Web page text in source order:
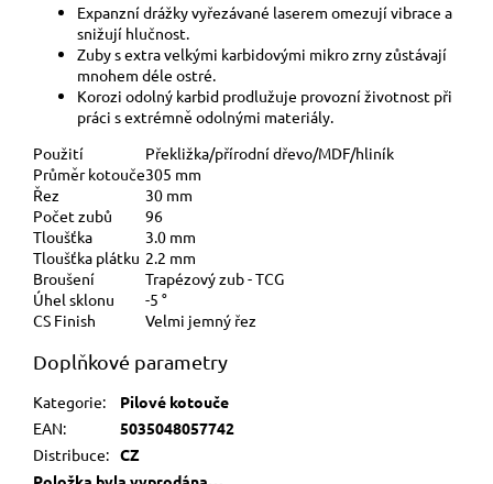
Expanzní drážky vyřezávané laserem omezují vibrace a
snižují hlučnost.
Zuby s extra velkými karbidovými mikro zrny zůstávají
mnohem déle ostré.
Korozi odolný karbid prodlužuje provozní životnost při
práci s extrémně odolnými materiály.
Použití
Překližka/přírodní dřevo/MDF/hliník
Průměr kotouče305 mm
Řez
30 mm
Počet zubů
96
Tloušťka
3.0 mm
Tloušťka plátku 2.2 mm
Broušení
Trapézový zub - TCG
Úhel sklonu
-5 °
CS Finish
Velmi jemný řez
Doplňkové parametry
Kategorie:
Pilové kotouče
EAN:
5035048057742
Distribuce: CZ